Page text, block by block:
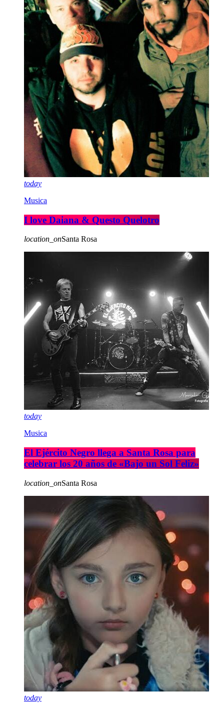
today
Musica
I love Daiana & Questo Quelotro
location_onSanta Rosa
today
Musica
El Ejército Negro llega a Santa Rosa para
celebrar los 20 años de «Bajo un Sol Feliz»
location_onSanta Rosa
today